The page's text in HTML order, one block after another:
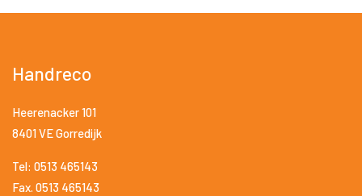
Handreco
Heerenacker 101
8401 VE Gorredijk
Tel: 0513 465143
Fax. 0513 465143